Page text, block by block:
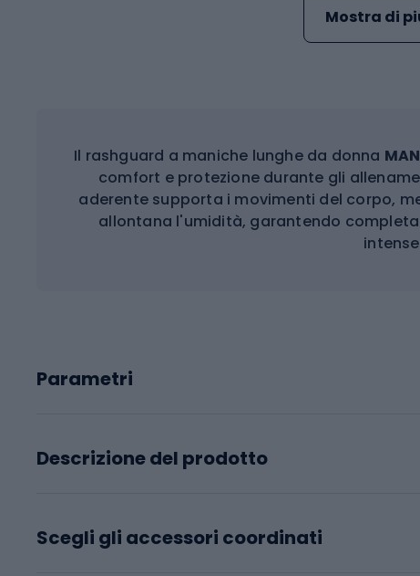
Mostra di
Il rashguard a maniche lunghe da donna
comfort e protezione durante gli
aderente supporta i movimenti del corpo,
allontana l'umidità, garantendo
Parametri
Descrizione del prodotto
Scegli gli accessori coordinati